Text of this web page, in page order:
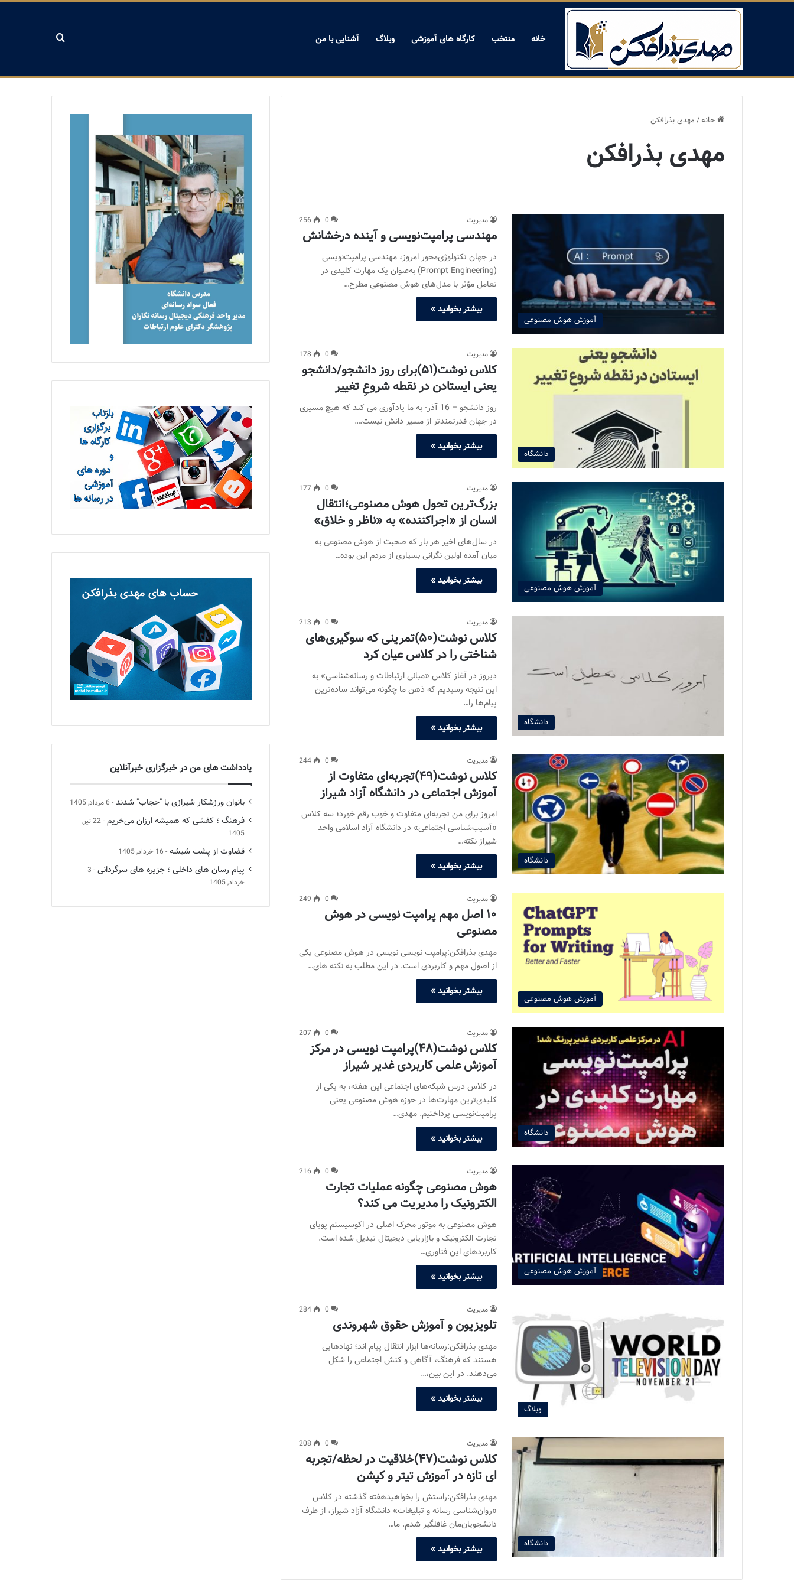
خانه منتخب کارگاه های آموزشی وبلاگ آشنایی با من
خانه/مهدی بذرافکن
مهدی بذرافکن
آموزش هوش مصنوعی
مدیریت 0
256
مهندسی پرامپت‌نویسی و آینده درخشانش
در جهان تکنولوژی‌محور امروز، مهندسی پرامپت‌نویسی
(Prompt Engineering) به‌عنوان یک مهارت کلیدی در
تعامل مؤثر با مدل‌های هوش مصنوعی مطرح…
بیشتر بخوانید »
دانشگاه
مدیریت 0
178
کلاس نوشت(۵۱)برای روز دانشجو/دانشجو
یعنی ایستادن در نقطه شروعِ تغییر
روز دانشجو – 16 آذر- به ما یادآوری می کند که هیچ مسیری
در جهان قدرتمندتر از مسیر دانش نیست.…
بیشتر بخوانید »
آموزش هوش مصنوعی
مدیریت 0
177
بزرگ‌ترین تحول هوش مصنوعی؛انتقال
انسان از «اجراکننده» به «ناظر و خلاق»
در سال‌های اخیر هر بار که صحبت از هوش مصنوعی به
میان آمده اولین نگرانی بسیاری از مردم این بوده…
بیشتر بخوانید »
دانشگاه
مدیریت 0
213
کلاس نوشت(۵۰)تمرینی که سوگیری‌های
شناختی را در کلاس عیان کرد
دیروز در آغاز کلاس «مبانی ارتباطات و رسانه‌شناسی» به
این نتیجه رسیدیم که ذهن ما چگونه می‌تواند ساده‌ترین
پیام‌ها را…
بیشتر بخوانید »
دانشگاه
مدیریت 0
244
کلاس نوشت(۴۹)تجربه‌ای متفاوت از
آموزش اجتماعی در دانشگاه آزاد شیراز
امروز برای من تجربه‌ای متفاوت و خوب رقم خورد؛ سه کلاس
«آسیب‌شناسی اجتماعی» در دانشگاه آزاد اسلامی واحد
شیراز نکته…
بیشتر بخوانید »
آموزش هوش مصنوعی
مدیریت 0
249
۱۰ اصل مهم پرامپت نویسی در هوش
مصنوعی
مهدی بذرافکن:پرامپت نویسی نویسی در هوش مصنوعی یکی
از اصول مهم و کاربردی است. در این مطلب به نکته های…
بیشتر بخوانید »
دانشگاه
مدیریت 0
207
کلاس نوشت(۴۸)پرامپت نویسی در مرکز
آموزش علمی کاربردی غدیر شیراز
در کلاس درس شبکه‌های اجتماعی این هفته، به یکی از
کلیدی‌ترین مهارت‌ها در حوزه هوش مصنوعی یعنی
پرامپت‌نویسی پرداختیم. مهدی…
بیشتر بخوانید »
آموزش هوش مصنوعی
مدیریت 0
216
هوش مصنوعی چگونه عملیات تجارت
الکترونیک را مدیریت می کند؟
هوش مصنوعی به موتور محرک اصلی در اکوسیستم پویای
تجارت الکترونیک و بازاریابی دیجیتال تبدیل شده است.
کاربردهای این فناوری…
بیشتر بخوانید »
وبلاگ
مدیریت 0
284
تلویزیون و آموزش حقوق شهروندی
مهدی بذرافکن:رسانه‌ها ابزار انتقال پیام اند؛ نهادهایی
هستند که فرهنگ، آگاهی و کنش اجتماعی را شکل
می‌دهند. در این بین،…
بیشتر بخوانید »
دانشگاه
مدیریت 0
208
کلاس نوشت(۴۷)خلاقیت در لحظه/تجربه
ای تازه در آموزش تیتر و کپشن
مهدی بذرافکن:راستش را بخواهیدهفته‌ گذشته در کلاس
«روان‌شناسی رسانه و تبلیغات» دانشگاه آزاد شیراز، از طرف
دانشجویان‌مان غافلگیر شدم. ما…
بیشتر بخوانید »
یادداشت های من در خبرگزاری خبرآنلاین
بانوان ورزشکار شیرازی با "حجاب" شدند 6 مرداد, 1405
فرهنگ ؛ کفشی که همیشه ارزان می‌خریم
22 تیر,
1405
قضاوت از پشت شیشه 16 خرداد, 1405
پیام رسان های داخلی ؛ جزیره های سرگردانی 3
خرداد, 1405